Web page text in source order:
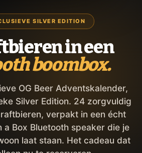
SILVER EDITION
in een
boombox.
OG Beer Adventskalender,
Silver Edition. 24 zorgvuldig
verpakt in een écht
a Box Bluetooth speaker die je
laat staan. Het cadeau dat